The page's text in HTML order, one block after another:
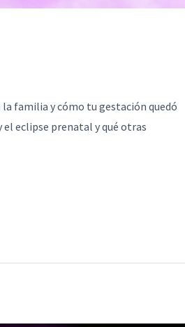
familia y cómo tu gestación quedó
el eclipse prenatal y qué otras